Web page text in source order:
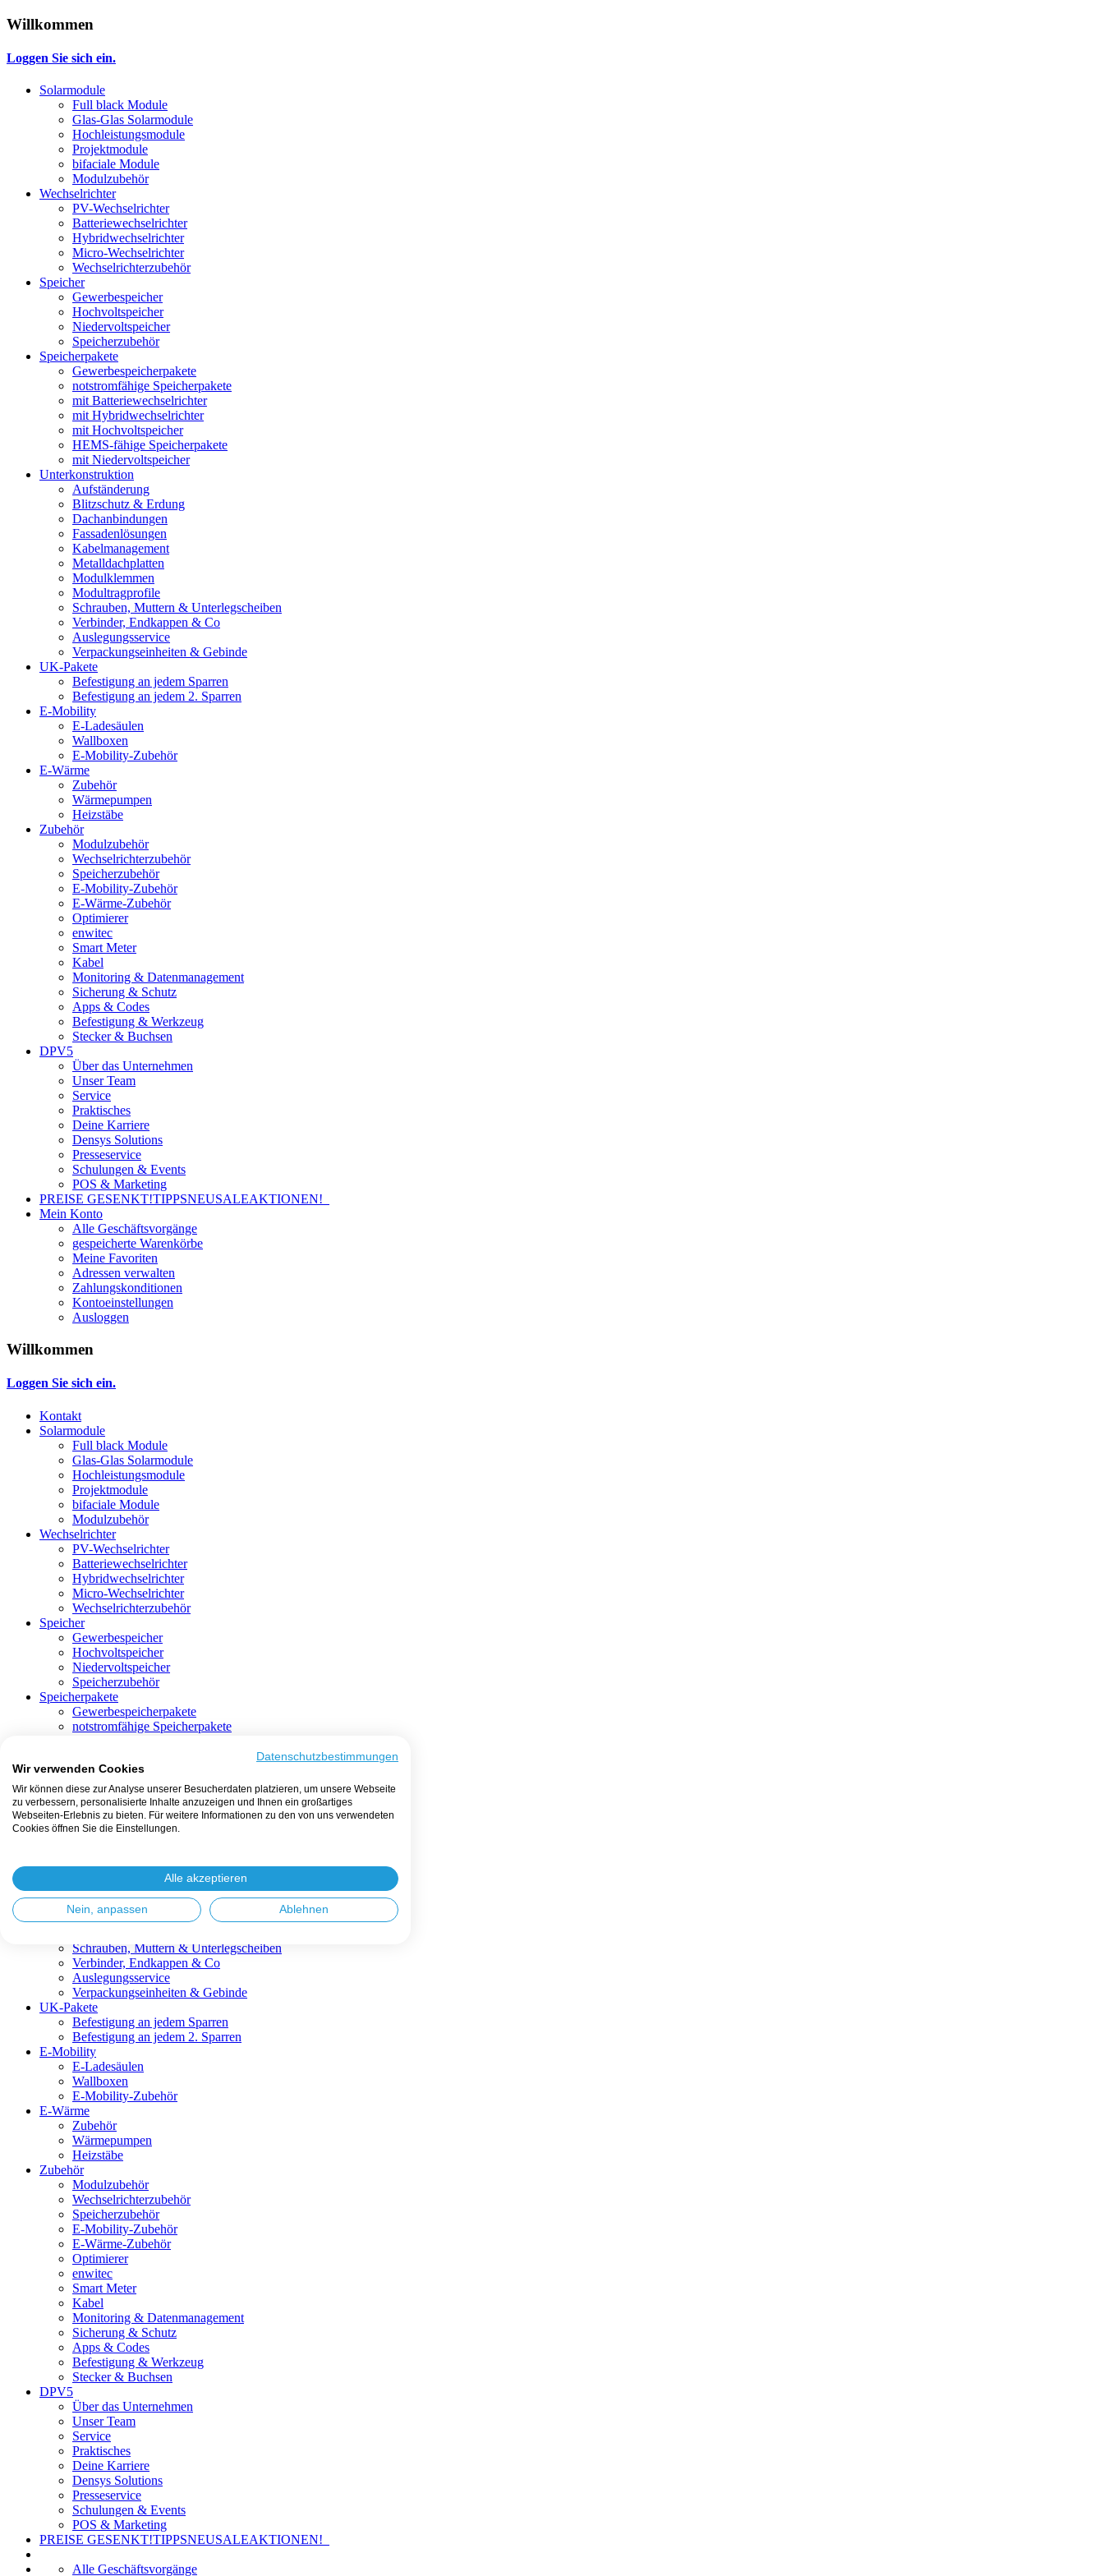
Willkommen
Loggen Sie sich ein.
Solarmodule
Full black Module
Glas-Glas Solarmodule
Hochleistungsmodule
Projektmodule
bifaciale Module
Modulzubehör
Wechselrichter
PV-Wechselrichter
Batteriewechselrichter
Hybridwechselrichter
Micro-Wechselrichter
Wechselrichterzubehör
Speicher
Gewerbespeicher
Hochvoltspeicher
Niedervoltspeicher
Speicherzubehör
Speicherpakete
Gewerbespeicherpakete
notstromfähige Speicherpakete
mit Batteriewechselrichter
mit Hybridwechselrichter
mit Hochvoltspeicher
HEMS-fähige Speicherpakete
mit Niedervoltspeicher
Unterkonstruktion
Aufständerung
Blitzschutz & Erdung
Dachanbindungen
Fassadenlösungen
Kabelmanagement
Metalldachplatten
Modulklemmen
Modultragprofile
Schrauben, Muttern & Unterlegscheiben
Verbinder, Endkappen & Co
Auslegungsservice
Verpackungseinheiten & Gebinde
UK-Pakete
Befestigung an jedem Sparren
Befestigung an jedem 2. Sparren
E-Mobility
E-Ladesäulen
Wallboxen
E-Mobility-Zubehör
E-Wärme
Zubehör
Wärmepumpen
Heizstäbe
Zubehör
Modulzubehör
Wechselrichterzubehör
Speicherzubehör
E-Mobility-Zubehör
E-Wärme-Zubehör
Optimierer
enwitec
Smart Meter
Kabel
Monitoring & Datenmanagement
Sicherung & Schutz
Apps & Codes
Befestigung & Werkzeug
Stecker & Buchsen
DPV5
Über das Unternehmen
Unser Team
Service
Praktisches
Deine Karriere
Densys Solutions
Presseservice
Schulungen & Events
POS & Marketing
PREISE GESENKT!TIPPSNEUSALEAKTIONEN!
Mein Konto
Alle Geschäftsvorgänge
gespeicherte Warenkörbe
Meine Favoriten
Adressen verwalten
Zahlungskonditionen
Kontoeinstellungen
Ausloggen
Willkommen
Loggen Sie sich ein.
Kontakt
Solarmodule
Full black Module
Glas-Glas Solarmodule
Hochleistungsmodule
Projektmodule
bifaciale Module
Modulzubehör
Wechselrichter
PV-Wechselrichter
Batteriewechselrichter
Hybridwechselrichter
Micro-Wechselrichter
Wechselrichterzubehör
Speicher
Gewerbespeicher
Hochvoltspeicher
Niedervoltspeicher
Speicherzubehör
Speicherpakete
Gewerbespeicherpakete
notstromfähige Speicherpakete
mit Hochvoltspeicher
HEMS-fähige Speicherpakete
mit Niedervoltspeicher
Unterkonstruktion
Aufständerung
Fassadenlösungen
Kabelmanagement
Metalldachplatten
Modulklemmen
Schrauben, Muttern & Unterlegscheiben
Verbinder, Endkappen & Co
Auslegungsservice
Verpackungseinheiten & Gebinde
UK-Pakete
Befestigung an jedem Sparren
Befestigung an jedem 2. Sparren
E-Mobility
E-Ladesäulen
Wallboxen
E-Mobility-Zubehör
E-Wärme
Zubehör
Wärmepumpen
Heizstäbe
Zubehör
Modulzubehör
Wechselrichterzubehör
Speicherzubehör
E-Mobility-Zubehör
E-Wärme-Zubehör
Optimierer
enwitec
Smart Meter
Kabel
Monitoring & Datenmanagement
Sicherung & Schutz
Apps & Codes
Befestigung & Werkzeug
Stecker & Buchsen
DPV5
Über das Unternehmen
Unser Team
Service
Praktisches
Deine Karriere
Densys Solutions
Presseservice
Schulungen & Events
POS & Marketing
PREISE GESENKT!TIPPSNEUSALEAKTIONEN!
Alle Geschäftsvorgänge
Datenschutzbestimmungen
Wir verwenden Cookies
Wir können diese zur Analyse unserer Besucherdaten platzieren, um unsere Webseite
zu verbessern, personalisierte Inhalte anzuzeigen und Ihnen ein großartiges
Webseiten-Erlebnis zu bieten. Für weitere Informationen zu den von uns verwendeten
Cookies öffnen Sie die Einstellungen.
Alle akzeptieren
Nein, anpassen Ablehnen